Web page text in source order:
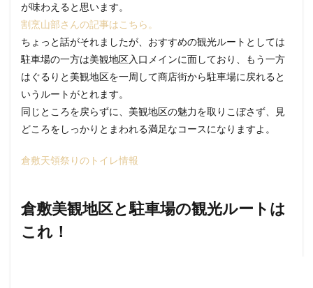
が味わえると思います。
割烹山部さんの記事はこちら。
ちょっと話がそれましたが、おすすめの観光ルートとしては
駐車場の一方は美観地区入口メインに面しており、もう一方
はぐるりと美観地区を一周して商店街から駐車場に戻れると
いうルートがとれます。
同じところを戻らずに、美観地区の魅力を取りこぼさず、見
どころをしっかりとまわれる満足なコースになりますよ。
倉敷天領祭りのトイレ情報
倉敷美観地区と駐車場の観光ルートは
これ！